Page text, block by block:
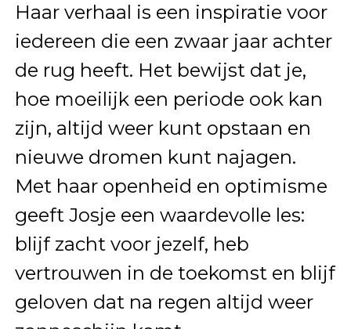
Haar verhaal is een inspiratie voor
iedereen die een zwaar jaar achter
de rug heeft. Het bewijst dat je,
hoe moeilijk een periode ook kan
zijn, altijd weer kunt opstaan en
nieuwe dromen kunt najagen.
Met haar openheid en optimisme
geeft Josje een waardevolle les:
blijf zacht voor jezelf, heb
vertrouwen in de toekomst en blijf
geloven dat na regen altijd weer